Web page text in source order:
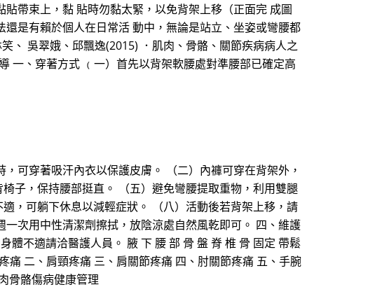
帶束上，黏 貼時勿黏太緊，以免背架上移（正面完 成圖
是有賴於個人在日常活 動中，無論是站立、坐姿或彎腰都
、 吳翠娥、邱飄逸(2015) ．肌肉、骨骼、關節疾病病人之
一、穿著方式 ﹙一）首先以背架軟腰處對準腰部已確定高
可穿著吸汗內衣以保護皮膚。 （二）內褲可穿在背架外，
子，保持腰部挺直。 （五）避免彎腰提取重物，利用雙腿
，可躺下休息以減輕症狀。 （八）活動後若背架上移，請
次用中性清潔劑擦拭，放陰涼處自然風乾即可。 四、維護
體不適請洽醫護人員。 腋 下 腰 部 骨 盤 脊 椎 骨 固定 帶鬆
痛 二、肩頸疼痛 三、肩關節疼痛 四、肘關節疼痛 五、手腕
骨骼傷病健康管理